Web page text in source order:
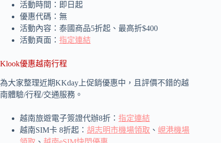
活動時間：即日起
優惠代碼：無
活動內容：泰國商品5折起、最高折$400
活動頁面： 指定連結
Klook優惠越南行程
為大家整理近期KKday上促銷優惠中，且評價不錯的越
南體驗/行程/交通服務。
越南旅遊電子簽證代辦8折： 指定連結
越南SIM卡 8折起： 胡志明市機場領取 、 峴港機場